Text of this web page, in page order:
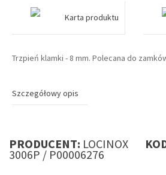
Karta produktu
Trzpień klamki - 8 mm. Polecana do
Szczegółowy opis
PRODUCENT: LOCINOX KOD
3006P / P00006276